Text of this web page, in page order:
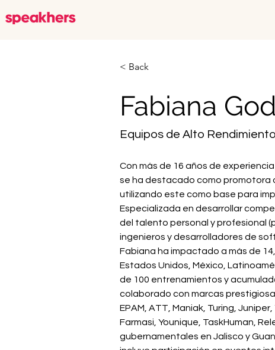
< Back
Fabiana
Equipos de Alto Rendimiento
Con más de 16 años de
se ha destacado como promotora
utilizando este como base para
Especializada en desarrollar
del talento personal y profesional
ingenieros y desarrolladores de
Fabiana ha impactado a más de
Estados Unidos, México,
de 100 entrenamientos y
colaborado con marcas
EPAM, ATT, Maniak, Turing,
Farmasi, Younique, TaskHuman,
gubernamentales en Jalisco y